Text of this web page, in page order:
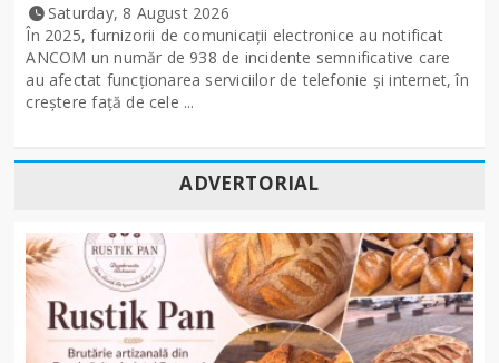
Saturday, 8 August 2026
În 2025, furnizorii de comunicații electronice au notificat
ANCOM un număr de 938 de incidente semnificative care
au afectat funcționarea serviciilor de telefonie și internet, în
creștere față de cele ...
ADVERTORIAL